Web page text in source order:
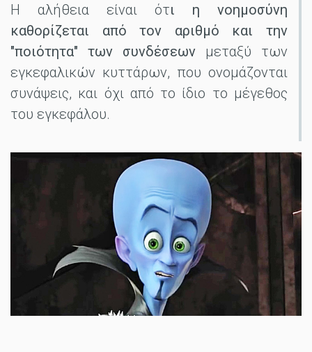
H αλήθεια είναι ότι η νοημοσύνη
καθορίζεται από τον αριθμό και την
"ποιότητα" των συνδέσεων μεταξύ των
εγκεφαλικών κυττάρων, που ονομάζονται
συνάψεις, και όχι από το ίδιο το μέγεθος
του εγκεφάλου.